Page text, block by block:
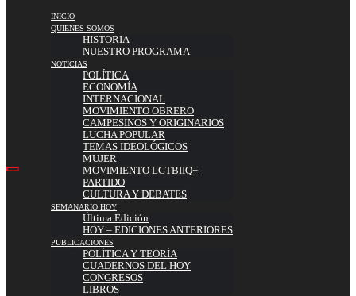
INICIO
QUIENES SOMOS
HISTORIA
NUESTRO PROGRAMA
NOTICIAS
POLÍTICA
ECONOMÍA
INTERNACIONAL
MOVIMIENTO OBRERO
CAMPESINOS Y ORIGINARIOS
LUCHA POPULAR
TEMAS IDEOLÓGICOS
MUJER
MOVIMIENTO LGTBIIQ+
PARTIDO
CULTURA Y DEBATES
SEMANARIO HOY
Última Edición
HOY – EDICIONES ANTERIORES
PUBLICACIONES
POLÍTICA Y TEORÍA
CUADERNOS DEL HOY
CONGRESOS
LIBROS